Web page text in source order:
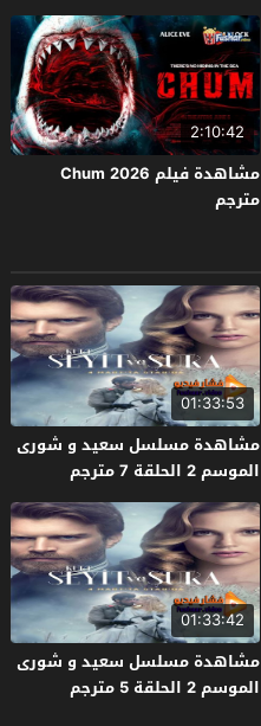
2:10:42
مشاهدة فيلم Chum 2026
مترجم
01:33:53
مشاهدة مسلسل سعيد و شورى
الموسم 2 الحلقة 7 مترجم
01:33:42
مشاهدة مسلسل سعيد و شورى
الموسم 2 الحلقة 5 مترجم